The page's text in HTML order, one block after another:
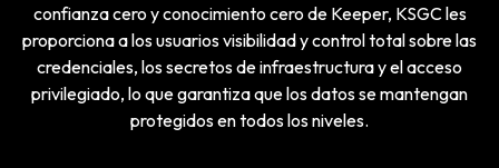
confianza cero y conocimiento cero de Keeper, KSGC les
proporciona a los usuarios visibilidad y control total sobre las
credenciales, los secretos de infraestructura y el acceso
privilegiado, lo que garantiza que los datos se mantengan
protegidos en todos los niveles.